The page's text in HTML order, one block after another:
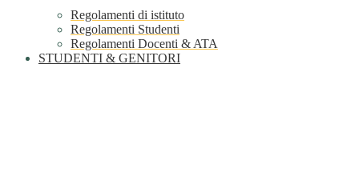
Regolamenti di istituto
Regolamenti Studenti
Regolamenti Docenti & ATA
STUDENTI & GENITORI